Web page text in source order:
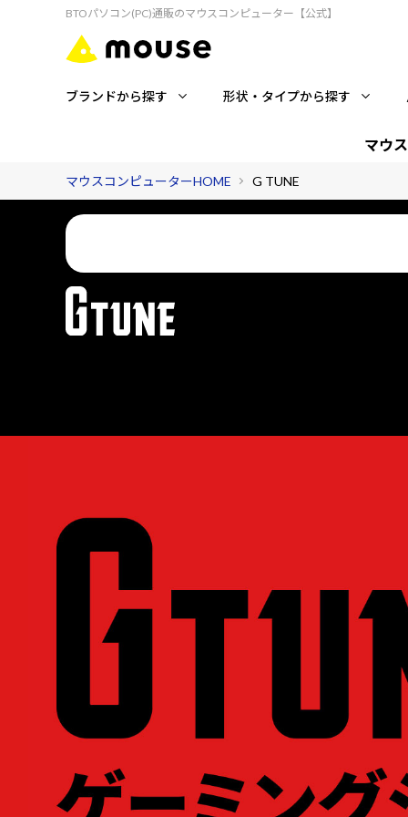
BTOパソコン(PC)通販のマウスコンピューター【公式】
ブランドから探す 形状・タイプから探す
マウ
マウスコンピューターHOME G TUNE